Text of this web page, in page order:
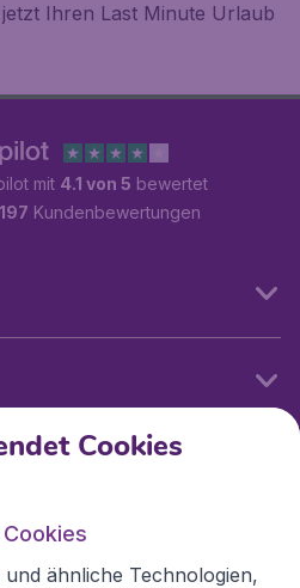
Ihren Last Minute Urlaub
mit 4.1 von 5 bewertet
Kundenbewertungen
Cookies
ähnliche Technologien,